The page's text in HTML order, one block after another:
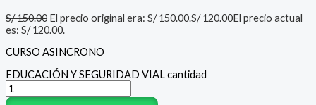
S/150.00 El precio original era: S/ 150.00.S/120.00El precio actual
es: S/ 120.00.
CURSO ASINCRONO
EDUCACIÓN Y SEGURIDAD VIAL cantidad